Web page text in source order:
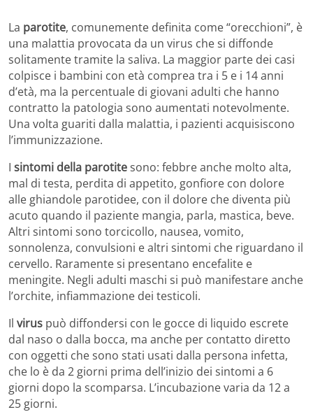
La parotite, comunemente definita come “orecchioni”, è
una malattia provocata da un virus che si diffonde
solitamente tramite la saliva. La maggior parte dei casi
colpisce i bambini con età comprea tra i 5 e i 14 anni
d’età, ma la percentuale di giovani adulti che hanno
contratto la patologia sono aumentati notevolmente.
Una volta guariti dalla malattia, i pazienti acquisiscono
l’immunizzazione.
I sintomi della parotitesono: febbre anche molto alta,
mal di testa, perdita di appetito, gonfiore con dolore
alle ghiandole parotidee, con il dolore che diventa più
acuto quando il paziente mangia, parla, mastica, beve.
Altri sintomi sono torcicollo, nausea, vomito,
sonnolenza, convulsioni e altri sintomi che riguardano il
cervello. Raramente si presentano encefalite e
meningite. Negli adulti maschi si può manifestare anche
l’orchite, infiammazione dei testicoli.
Il virus può diffondersi con le gocce di liquido escrete
dal naso o dalla bocca, ma anche per contatto diretto
con oggetti che sono stati usati dalla persona infetta,
che lo è da 2 giorni prima dell’inizio dei sintomi a 6
giorni dopo la scomparsa. L’incubazione varia da 12 a
25 giorni.